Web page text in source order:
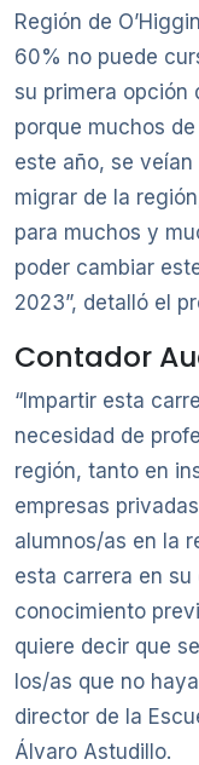
Región de
60% no puede
su primera opción
porque muchos
este año, se
migrar de la
para muchos y
poder cambiar
2023”, detalló el
Contador
“Impartir esta
necesidad de
región, tanto en
empresas
alumnos/as en la
esta carrera en
conocimiento
quiere decir que
los/as que no
director de la
Álvaro Astudillo.